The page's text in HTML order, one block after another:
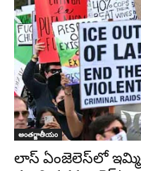
అంతర్జాతీయం
లాస్ ఏంజెలెస్‌లో